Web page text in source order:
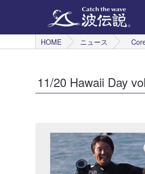
HOME
ニュース
11/20 Hawaii Day